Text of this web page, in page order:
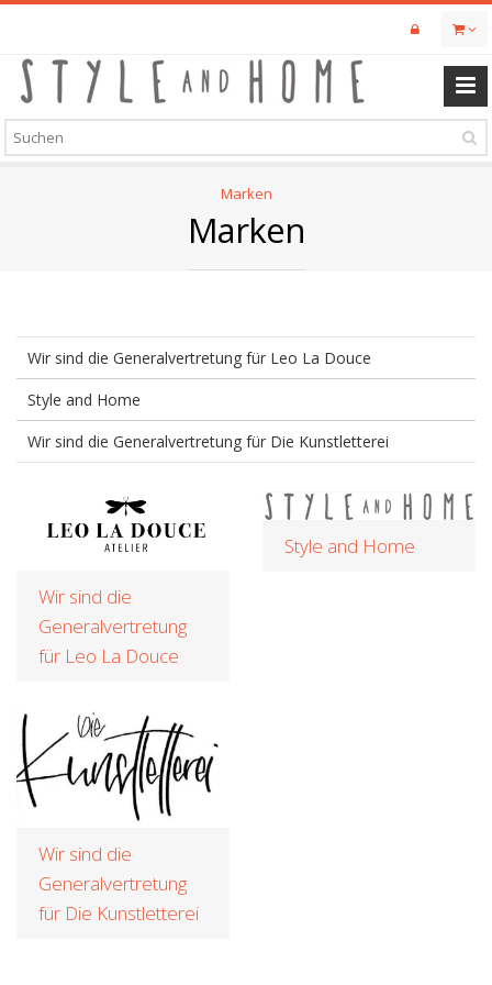
Skip
main
content
Marken
Marken
Wir sind die Generalvertretung für Leo La Douce
Style and Home
Wir sind die Generalvertretung für Die Kunstletterei
Wir sind die
Generalvertretung
für Leo La Douce
Style and Home
Wir sind die
Generalvertretung
für Die Kunstletterei